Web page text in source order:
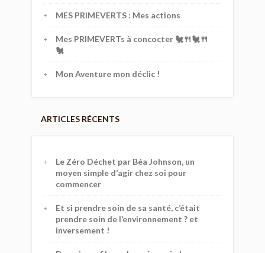
MES PRIMEVERTS : Mes actions
Mes PRIMEVERTs à concocter 🐔🍴🐔🍴
🐔
Mon Aventure mon déclic !
ARTICLES RÉCENTS
Le Zéro Déchet par Béa Johnson, un
moyen simple d’agir chez soi pour
commencer
Et si prendre soin de sa santé, c’était
prendre soin de l’environnement ? et
inversement !